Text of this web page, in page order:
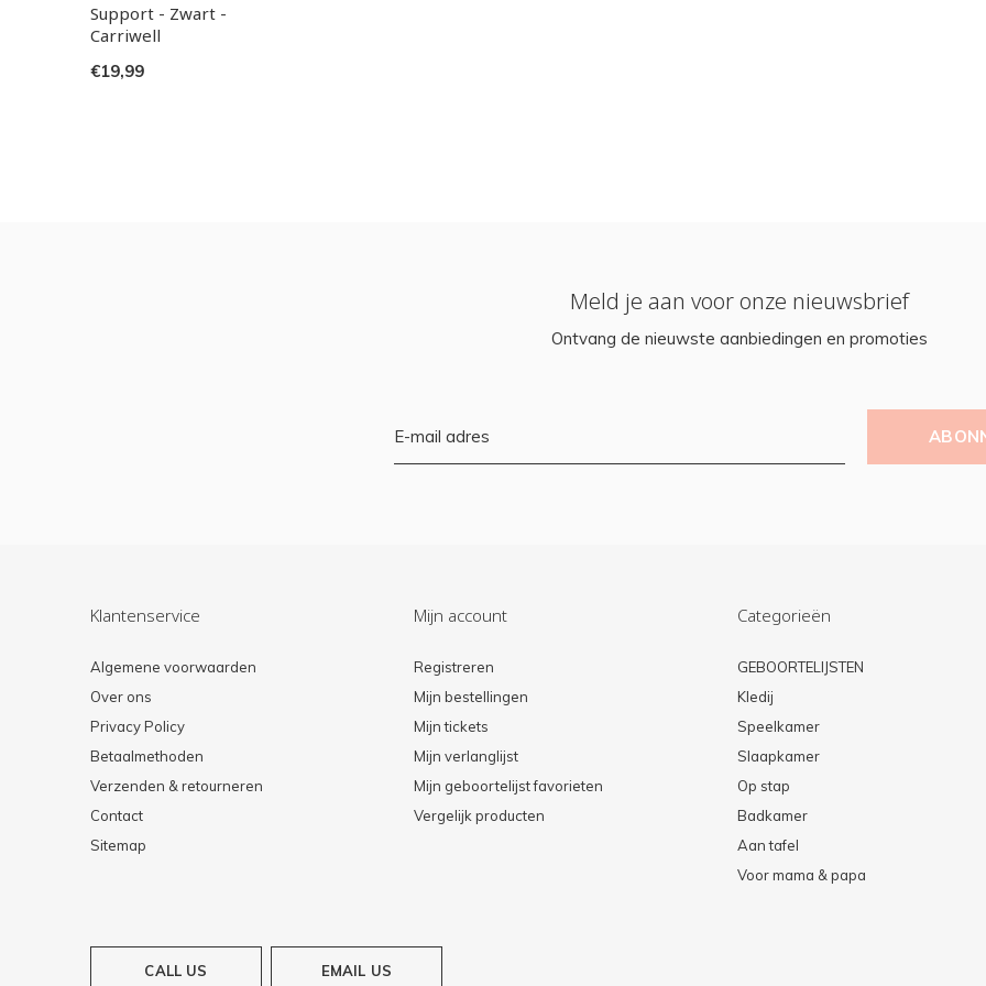
Support - Zwart -
Carriwell
€19,99
Meld je aan voor onze nieuwsbrief
Ontvang de nieuwste aanbiedingen en promoties
Klantenservice
Algemene voorwaarden
Over ons
Privacy Policy
Betaalmethoden
Verzenden & retourneren
Contact
Sitemap
Mijn account
Registreren
Mijn bestellingen
Mijn tickets
Mijn verlanglijst
Mijn geboortelijst favorieten
Vergelijk producten
Categorieën
GEBOORTELIJSTEN
Kledij
Speelkamer
Slaapkamer
Op stap
Badkamer
Aan tafel
Voor mama & papa
CALL US EMAIL US